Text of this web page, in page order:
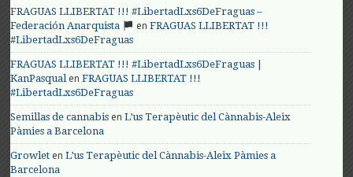
FRAGUAS LLIBERTAT !!! #LibertadLxs6DeFraguas –
Federación Anarquista
enFRAGUAS LLIBERTAT !!!
#LibertadLxs6DeFraguas
FRAGUAS LLIBERTAT !!! #LibertadLxs6DeFraguas |
KanPasqualenFRAGUAS LLIBERTAT !!!
#LibertadLxs6DeFraguas
Semillas de cannabis enL’us Terapèutic del Cànnabis-Aleix
Pàmies a Barcelona
Growlet enL’us Terapèutic del Cànnabis-Aleix Pàmies a
Barcelona